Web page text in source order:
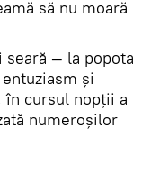
să nu moară
seară — la popota
şi
în cursul nopţii a
numeroşilor